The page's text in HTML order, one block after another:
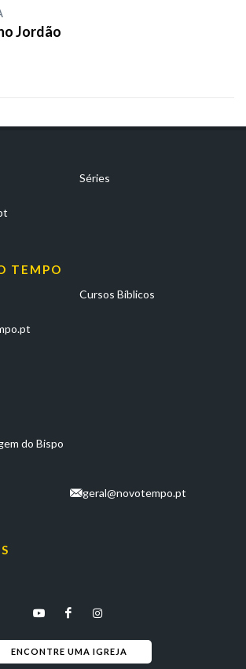
Jordão
Séries
TEMPO
Cursos Bíblicos
do Bispo
geral@novotempo.pt
ENCONTRE UMA IGREJA